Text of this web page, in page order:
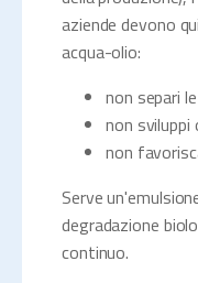
aziende devono
acqua-olio:
non separi
non sviluppi
non
Serve
degradazione
continuo.